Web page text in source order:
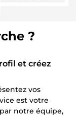
?
et créez
vos
est votre
notre équipe,